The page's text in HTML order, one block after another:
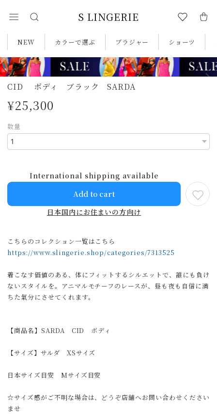
S LINGERIE
NEW カラーで選ぶ ブラジャー ショーツ
CID ボディ ブラック SARDA
¥25,300
数量
International shipping available
Add to cart
日本国内にお住まいの方向け
こちらのコレクション一覧はこちら
https://www.slingerie.shop/categories/7313525
着こなす価値のある、体にフィットするシルエットで、誰にも負け
ないスタイルを。アニマルモチーフのレースが、昼も夜も自信に満
ちた氣分にさせてくれます。
【商品名】SARDA CID ボディ
【サイズ】サルダ XSサイズ
日本サイズ目安 Mサイズ目安
☆サイズ感がご不明な場合は、どうぞ店舗へお問い合わせください
ませ